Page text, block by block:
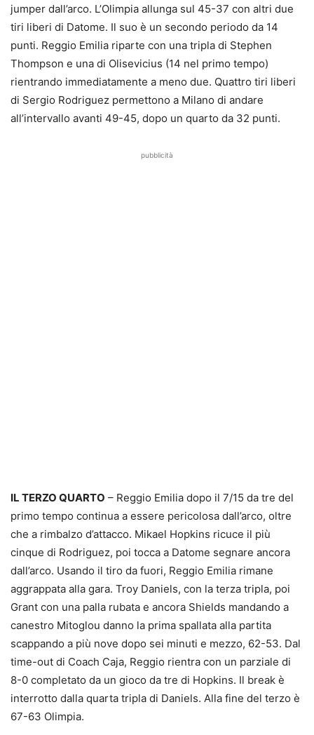
jumper dall’arco. L’Olimpia allunga sul 45-37 con altri due
tiri liberi di Datome. Il suo è un secondo periodo da 14
punti. Reggio Emilia riparte con una tripla di Stephen
Thompson e una di Olisevicius (14 nel primo tempo)
rientrando immediatamente a meno due. Quattro tiri liberi
di Sergio Rodriguez permettono a Milano di andare
all’intervallo avanti 49-45, dopo un quarto da 32 punti.
pubblicità
IL TERZO QUARTO – Reggio Emilia dopo il 7/15 da tre del
primo tempo continua a essere pericolosa dall’arco, oltre
che a rimbalzo d’attacco. Mikael Hopkins ricuce il più
cinque di Rodriguez, poi tocca a Datome segnare ancora
dall’arco. Usando il tiro da fuori, Reggio Emilia rimane
aggrappata alla gara. Troy Daniels, con la terza tripla, poi
Grant con una palla rubata e ancora Shields mandando a
canestro Mitoglou danno la prima spallata alla partita
scappando a più nove dopo sei minuti e mezzo, 62-53. Dal
time-out di Coach Caja, Reggio rientra con un parziale di
8-0 completato da un gioco da tre di Hopkins. Il break è
interrotto dalla quarta tripla di Daniels. Alla fine del terzo è
67-63 Olimpia.